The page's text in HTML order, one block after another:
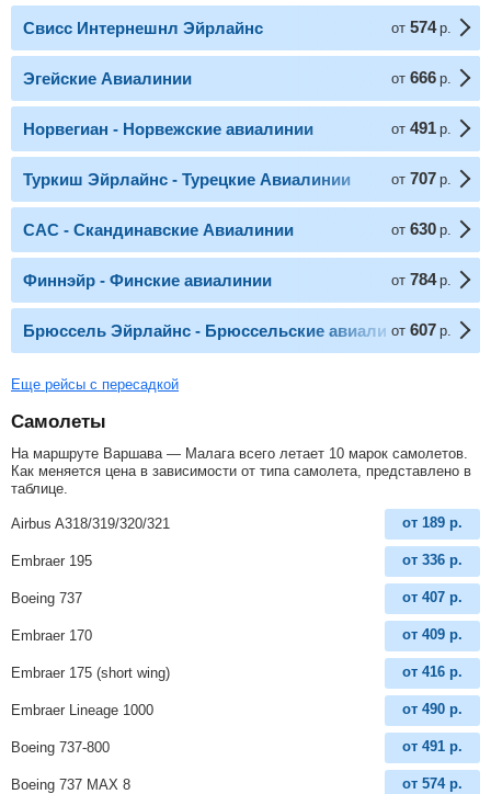
Свисс Интернешнл Эйрлайнс от 574 р.
Эгейские Авиалинии от 666 р.
Норвегиан - Норвежские авиалинии от 491 р.
Туркиш Эйрлайнс - Турецкие Авиалинии от 707 р.
САС - Скандинавские Авиалинии от 630 р.
Финнэйр - Финские авиалинии от 784 р.
Брюссель Эйрлайнс - Брюссельские авиалинии
от 607 р.
Еще рейсы с пересадкой
Самолеты
На маршруте Варшава — Малага всего летает 10 марок самолетов.
Как меняется цена в зависимости от типа самолета, представлено в
таблице.
Airbus A318/319/320/321 от 189 р.
Embraer 195 от 336 р.
Boeing 737 от 407 р.
Embraer 170 от 409 р.
Embraer 175 (short wing) от 416 р.
Embraer Lineage 1000 от 490 р.
Boeing 737-800 от 491 р.
Boeing 737 MAX 8 от 574 р.